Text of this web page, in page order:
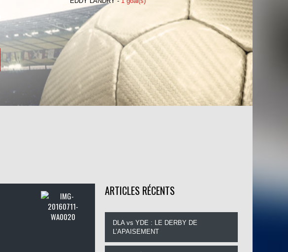
ARTICLES RÉCENTS
DLA vs YDE : LE DERBY DE
L’APAISEMENT